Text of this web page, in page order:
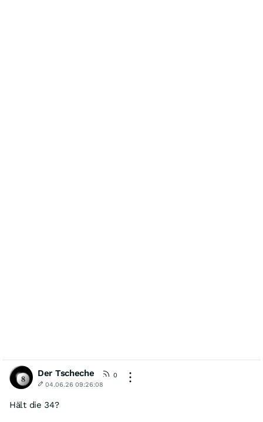
Der Tscheche
0
04.06.26 09:26:08
Hält die 34?